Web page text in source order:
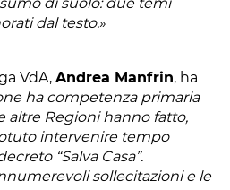
di suolo: due temi
dal testo.»
VdA, Andrea Manfrin, ha
ha competenza primaria
altre Regioni hanno fatto,
intervenire tempo
“Salva Casa”.
sollecitazioni e le